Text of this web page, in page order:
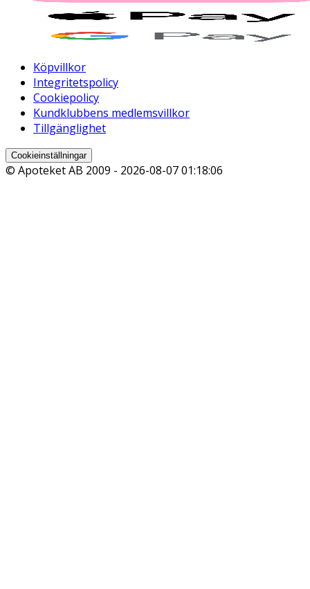
Köpvillkor
Integritetspolicy
Cookiepolicy
Kundklubbens medlemsvillkor
Tillgänglighet
Cookieinställningar
© Apoteket AB 2009 - 2026-08-07 01:18:06